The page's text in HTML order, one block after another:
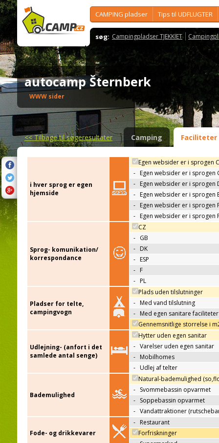
CAMPING pladser Tips til UDFLUGTER
søg: Campingpladser TJEKKIET
autocamp Šternberk
WWW sider
<<Tilbage til søgeresultater Camping Faciliteter
i hver sprog er egen
hjemside
Egen websider er i sprogen
- Egen websider er i sprogen
- Egen websider er i sprogen
- Egen websider er i sprogen
- Egen websider er i sprogen
- Egen websider er i sprogen
Sprog- komunikation/
korrespondance
CZ
- GB
- DK
- ESP
- F
- PL
Pladser for telte,
campingvogn
Plads uden tilslutninger
- Med vand tilslutning
- Med egen sanitare faciliteter
Gennemsnitlige storrelse i
Udlejning- (anfort i det
samlede antal senge)
Hytter uden egen sanitar
- Varelser uden egen sanitar
- Mobilhomes
- Udlej af telter
Bademulighed
Natural-bademulighed
- Svommebassin opvarmet
- Soppebassin opvarmet
- Vandattraktioner
Fode- og drikkevarer
- Restaurant
Forfriskninger